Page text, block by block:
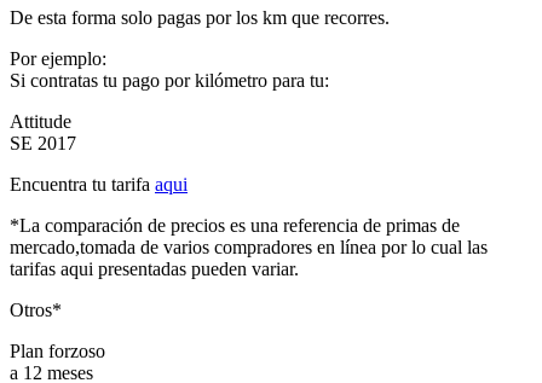
De esta forma solo pagas por los km que recorres.
Por ejemplo:
Si contratas tu pago por kilómetro para tu:
Attitude
SE 2017
Encuentra tu tarifa aqui
*La comparación de precios es una referencia de primas de
mercado,tomada de varios compradores en línea por lo cual las
tarifas aqui presentadas pueden variar.
Otros*
Plan forzoso
a 12 meses